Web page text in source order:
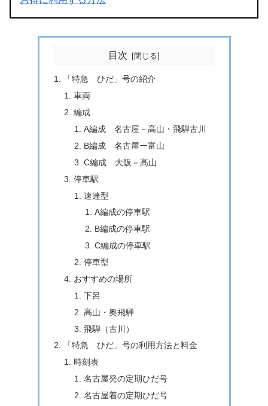
目次
「特急 ひだ」号の紹介
車両
編成
A編成 名古屋－高山・飛騨古川
B編成 名古屋ー富山
C編成 大阪－高山
停車駅
速達型
A編成の停車駅
B編成の停車駅
C編成の停車駅
停車型
おすすめの場所
下呂
高山・奥飛騨
飛騨（古川）
「特急 ひだ」号の利用方法と料金
時刻表
名古屋発の定期ひだ号
名古屋着の定期ひだ号